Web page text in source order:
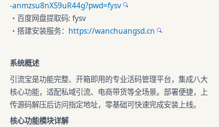
-anmzsu8nXS9uR44g?pwd=fysv
・百度网盘提取码: fysv
・搭建安装服务： https://wanchuangsd.cn
系统概述
引流宝是功能完整、开箱即用的专业活码管理平台，集成八大
核心功能，适配私域引流、电商带货等全场景。部署便捷，上
传源码解压后访问指定地址，零基础可快速完成安装上线。
核心功能模块详解